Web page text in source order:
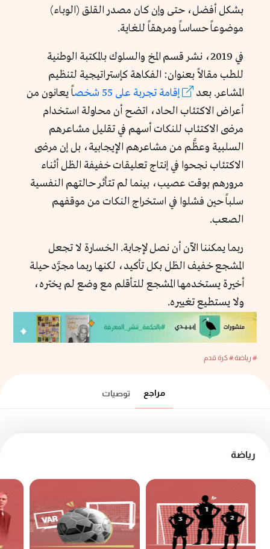
بشكل أفضل، حتى وإن كان مصدر القلق (الوباء)
موضوعاً حساساً ومرهقاً للغاية.
في 2019، نشر قسم المخ والسلوك بالمكتبة الوطنية
للطب مقالاً بعنوان: الفكاهة كإستراتيجية لتنظيم
المشاعر. بعد
إقامة تجربة على 55 شخص
اً يعانون من
أعراض الاكتئاب الحاد، اتضح أن محاولة استخدام
مرضى الاكتئاب للنكات أسهم في تقليل مشاعرهم
السلبية وعظَّم من مشاعرهم الإيجابية، بل إن مرضى
الاكتئاب نجحوا في إنتاج تعليقات خفيفة الظل أثناء
مرورهم بوقت عصيب، بينما لم تتأثر حالتهم النفسية
سلباً حين فشلوا في استخراج النكات من موقفهم
الصعب.
ربما يمكننا الآن أن نصل لإجابة. الخسارة لا تجعل
المشجع خفيف الظل بكل تأكيد، لكنها ربما مجرَّد حيلة
أخيرة يستخدمها المشجع للتأقلم مع وضع لم يختره،
ولا يستطيع تغييره.
# رياضة# كرة قدم
مراجع توصيات
رياضة